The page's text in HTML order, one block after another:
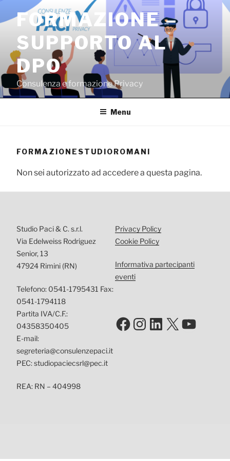
contenuto
FORMAZIONE –
SUPPORTO AL
DPO
Consulenza e formazione Privacy
Menu
FORMAZIONESTUDIOROMANI
Non sei autorizzato ad accedere a questa pagina.
Studio Paci & C. s.r.l.
Via Edelweiss Rodriguez
Senior, 13
47924 Rimini (RN)
Telefono: 0541-1795431 Fax:
0541-1794118
Partita IVA/C.F.:
04358350405
E-mail:
segreteria@consulenzepaci.it
PEC: studiopaciecsrl@pec.it
REA: RN – 404998
Privacy Policy
Cookie Policy
Informativa partecipanti
eventi
Facebook
Instagram
LinkedIn
X